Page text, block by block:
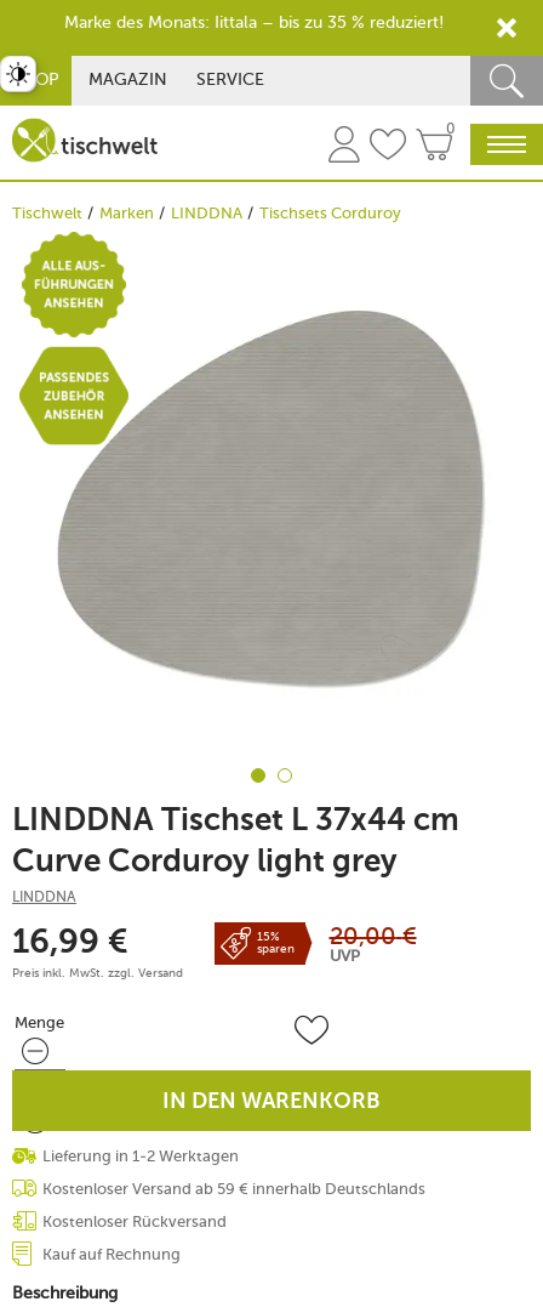
SHOP MAGAZIN SERVICE
0
Tischwelt Marken LINDDNA Tischsets Corduroy
LINDDNA Tischset L 37x44 cm
Curve Corduroy light grey
LINDDNA
16,99 €
Preis inkl. MwSt. zzgl. Versand
15%
sparen
20,00 €
UVP
Menge
Menge
IN DEN WARENKORB
Lieferung in 1-2 Werktagen
Kostenloser Versand ab 59 € innerhalb Deutschlands
Kostenloser Rückversand
Kauf auf Rechnung
Beschreibung
umschalten
Marke des Monats: Iittala – bis zu 35 % reduziert!